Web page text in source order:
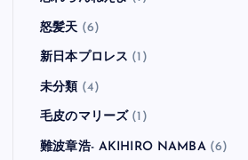
怒髪天 (6)
新日本プロレス (1)
未分類 (4)
毛皮のマリーズ (1)
難波章浩- AKIHIRO NAMBA(6)